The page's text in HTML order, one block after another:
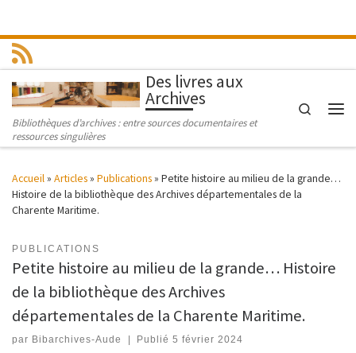
Des livres aux
Archives
Bibliothèques d’archives : entre sources documentaires et
ressources singulières
Search
Accueil» Articles» Publications» Petite histoire au milieu de la grande…
Histoire de la bibliothèque des Archives départementales de la
Charente Maritime.
PUBLICATIONS
Petite histoire au milieu de la grande… Histoire
de la bibliothèque des Archives
départementales de la Charente Maritime.
par Bibarchives-Aude Publié5 février 2024